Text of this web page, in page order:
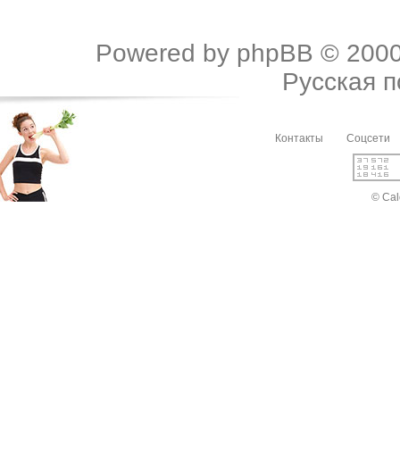
Powered by phpBB ©
Русская
Контакты Соцсети
©